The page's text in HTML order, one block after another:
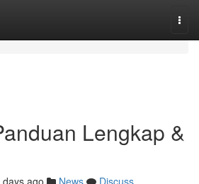
Lengkap &
days ago News
Discuss